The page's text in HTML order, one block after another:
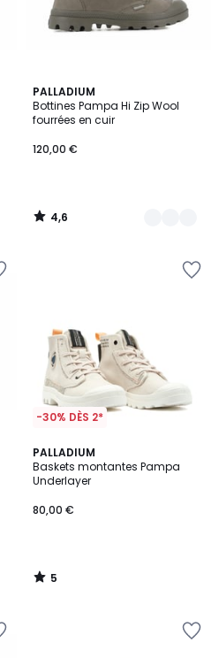
PALLADIUM
Bottines Pampa Hi Zip Wool
fourrées en cuir
120,00 €
4,6
/ 5
2
Couleurs
4,6
/
-30% DÈS 2*
PALLADIUM
Baskets montantes Pampa
Underlayer
80,00 €
5
/
5
5
/